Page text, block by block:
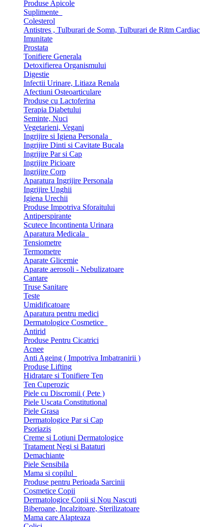
Produse Apicole
Suplimente
Colesterol
Antistres , Tulburari de Somn, Tulburari de Ritm Cardiac
Imunitate
Prostata
Tonifiere Generala
Detoxifierea Organismului
Digestie
Infectii Urinare, Litiaza Renala
Afectiuni Osteoarticulare
Produse cu Lactoferina
Terapia Diabetului
Seminte, Nuci
Vegetarieni, Vegani
Ingrijire si Igiena Personala
Ingrijire Dinti si Cavitate Bucala
Ingrijire Par si Cap
Ingrijire Picioare
Ingrijire Corp
Aparatura Ingrijire Personala
Ingrijire Unghii
Igiena Urechii
Produse Impotriva Sforaitului
Antiperspirante
Scutece Incontinenta Urinara
Aparatura Medicala
Tensiometre
Termometre
Aparate Glicemie
Aparate aerosoli - Nebulizatoare
Cantare
Truse Sanitare
Teste
Umidificatoare
Aparatura pentru medici
Dermatologice Cosmetice
Antirid
Produse Pentru Cicatrici
Acnee
Anti Ageing ( Impotriva Imbatranirii )
Produse Lifting
Hidratare si Tonifiere Ten
Ten Cuperozic
Piele cu Discromii ( Pete )
Piele Uscata Constitutional
Piele Grasa
Dermatologice Par si Cap
Psoriazis
Creme si Lotiuni Dermatologice
Tratament Negi si Bataturi
Demachiante
Piele Sensibila
Mama si copilul
Produse pentru Perioada Sarcinii
Cosmetice Copii
Dermatologice Copii si Nou Nascuti
Biberoane, Incalzitoare, Sterilizatoare
Mama care Alapteaza